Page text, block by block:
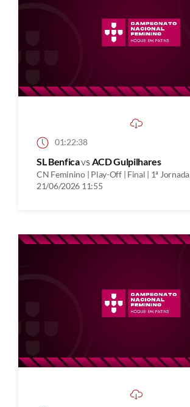
01:22:38
SL Benficavs ACD Gulpilhares
CN Feminino | Play-Off | Final | 1ª Jornada
21/06/2026 11:55